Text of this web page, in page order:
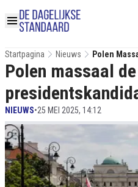
Startpagina Nieuws
Polen
Polen massaal
NIEUWS•25 MEI 2025, 14:12